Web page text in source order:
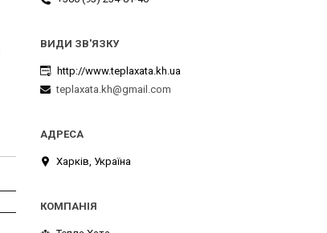
http://www.teplaxata.kh.ua
teplaxata.kh@gmail.com
Харків, Україна